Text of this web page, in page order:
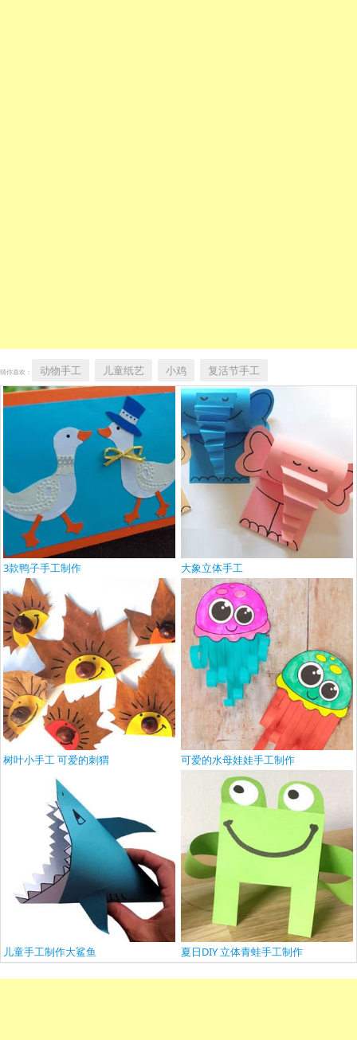
猜你喜欢： 动物手工 儿童纸艺 小鸡 复活节手工
3款鸭子手工制作 大象立体手工
树叶小手工 可爱的刺猬 可爱的水母娃娃手工制作
儿童手工制作大鲨鱼 夏日DIY 立体青蛙手工制作